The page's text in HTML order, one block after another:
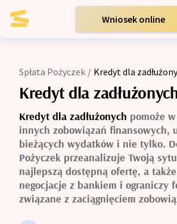
Wniosek online
Kredyty dla firm
Opinie
Blog
Zespół
Spłata Pożyczek / Kredyt dla
Kredyt dla
Kredyt dla zadłużonych pomoże
innych zobowiązań finansowych,
bieżących wydatków i nie tylko.
Pożyczek przeanalizuje Twoją
najlepszą dostępną ofertę, a
negocjacje z bankiem i ograniczy
związane z zaciągnięciem